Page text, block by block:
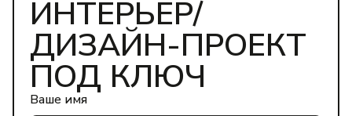
ИНТЕРЬЕР/
ДИЗАЙН-ПРОЕКТ
ПОД КЛЮЧ
Ваше имя